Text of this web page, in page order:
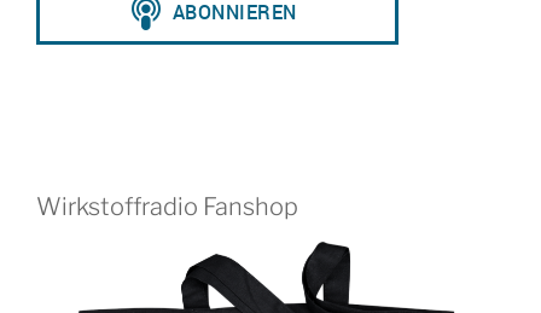
Wirkstoffradio Fanshop